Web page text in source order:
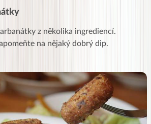
z několika ingrediencí.
na nějaký dobrý dip.